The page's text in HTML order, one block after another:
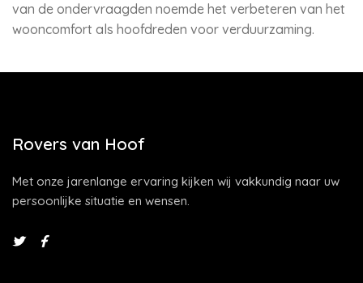
van de ondervraagden noemde het verbeteren van het
wooncomfort als hoofdreden voor verduurzaming.
Rovers van Hoof
Met onze jarenlange ervaring kijken wij vakkundig naar uw
persoonlijke situatie en wensen.